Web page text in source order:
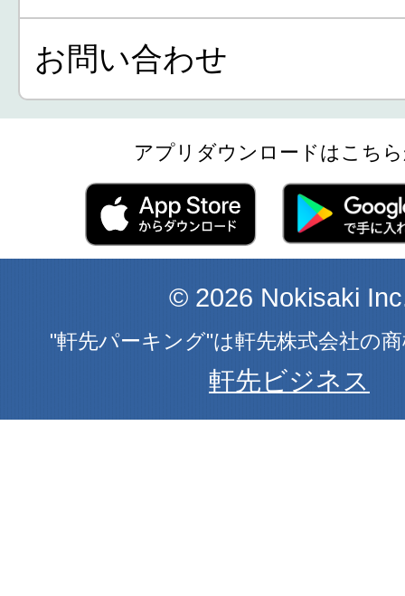
お問い合わせ
アプリダウンロードはこち
© 2026 Nokisaki
"軒先パーキング"は軒先株式会社の
軒先ビジネス